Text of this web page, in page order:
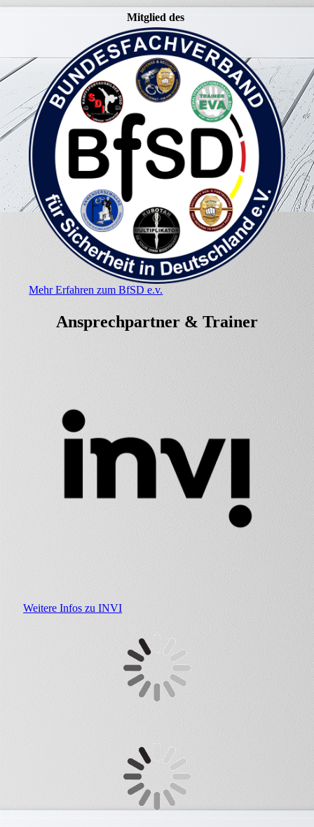
Mitglied des
Mehr Erfahren zum BfSD e.v.
Ansprechpartner & Trainer
Weitere Infos zu INVI